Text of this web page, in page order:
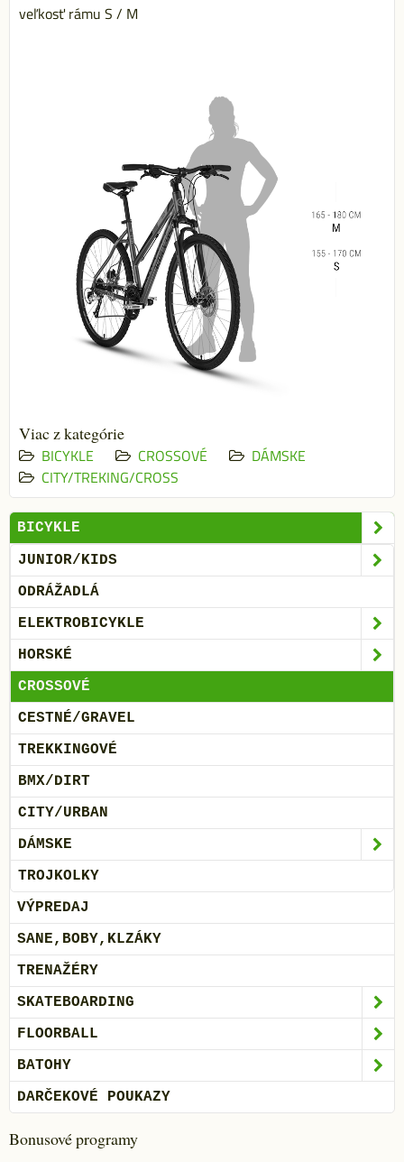
veľkosť rámu S / M
Viac z kategórie
BICYKLE
CROSSOVÉ
DÁMSKE
CITY/TREKING/CROSS
BICYKLE
JUNIOR/KIDS
ODRÁŽADLÁ
ELEKTROBICYKLE
HORSKÉ
CROSSOVÉ
CESTNÉ/GRAVEL
TREKKINGOVÉ
BMX/DIRT
CITY/URBAN
DÁMSKE
TROJKOLKY
VÝPREDAJ
SANE,BOBY,KLZÁKY
TRENAŽÉRY
SKATEBOARDING
FLOORBALL
BATOHY
DARČEKOVÉ POUKAZY
Bonusové programy